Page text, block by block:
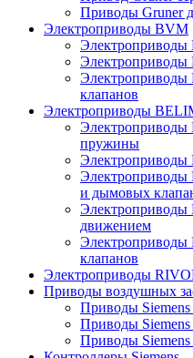
Приводы Gruner
Электроприводы BVM
Электроприводы
Электроприводы
клапанов
Электроприводы
Электроприводы
пружины
Электроприводы
и дымовых
движением
Электроприводы
клапанов
Электроприводы
Приводы воздушных
Приводы Siemens
Приводы
Приводы Siemens